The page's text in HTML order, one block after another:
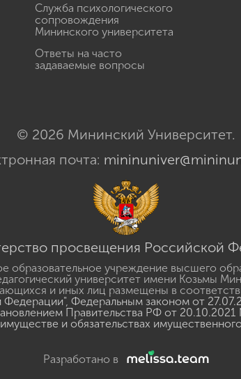
Служба психологического
сопровождения
Мининского университета
Ответы на часто
задаваемые вопросы
© 2026 Мининский Университет.
почта:
просвещения Российской
образовательное учреждение высшего
университет имени Козьмы
и иных лиц размещены в
Федерации", Федеральным законом от
Правительства РФ от
и обязательствах
Разработано в